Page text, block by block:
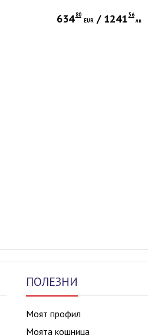
634 80
EUR/ 1241 56
лв
ПОЛЕЗНИ
Моят профил
Моята кошница